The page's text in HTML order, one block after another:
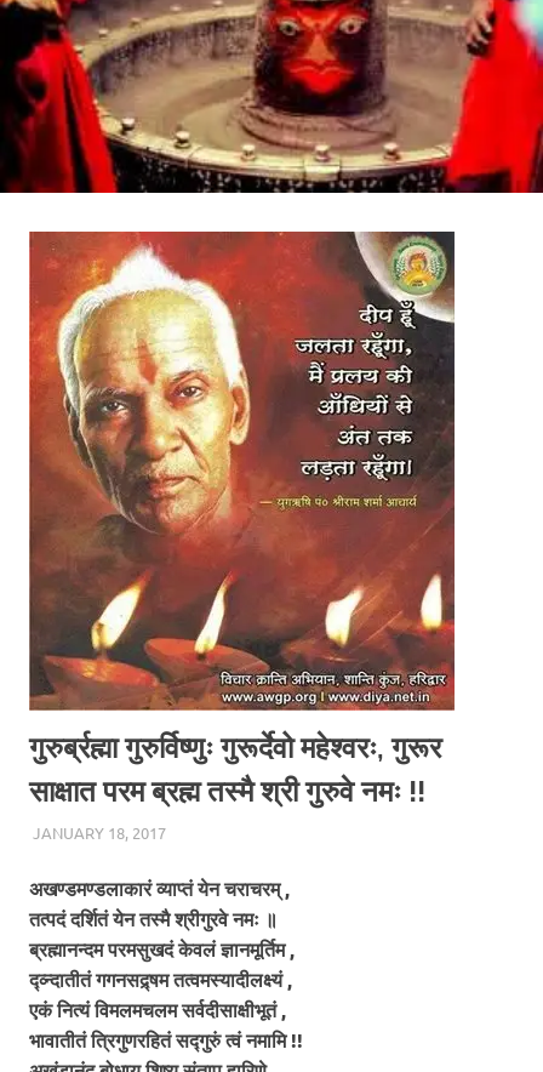
गुरुर्ब्रह्मा गुरुर्विष्णुः गुरूर्देवो महेश्वरः, गुरूर
साक्षात परम ब्रह्म तस्मै श्री गुरुवे नमः !!
JANUARY 18, 2017CHA_ADMIN
BLOG
अखण्डमण्डलाकारं व्याप्तं येन चराचरम् ,
तत्पदं दर्शितं येन तस्मै श्रीगुरवे नमः ॥
ब्रह्मानन्दम परमसुखदं केवलं ज्ञानमूर्तिम ,
द्व्न्दातीतं गगनसद्र्षम तत्वमस्यादीलक्ष्यं ,
एकं नित्यं विमलमचलम सर्वदीसाक्षीभूतं ,
भावातीतं त्रिगुणरहितं सद्गुरुं त्वं नमामि !!